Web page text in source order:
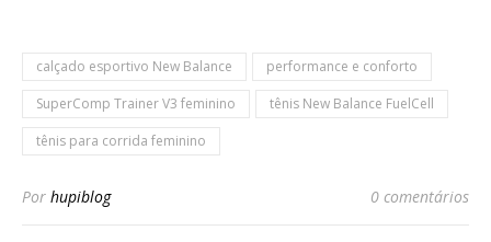
calçado esportivo New Balance
performance e conforto
SuperComp Trainer V3 feminino
tênis New Balance FuelCell
tênis para corrida feminino
Por hupiblog 0 comentários